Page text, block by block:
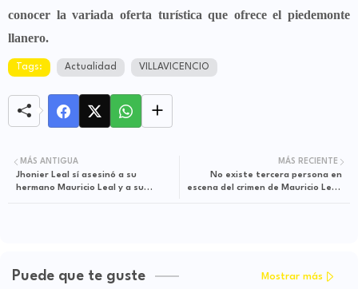
conocer la variada oferta turística que ofrece el piedemonte
llanero.
Tags: Actualidad VILLAVICENCIO
MÁS RECIENTE
No existe tercera persona en
escena del crimen de Mauricio Leal:
MÁS ANTIGUA
Jhonier Leal sí asesinó a su
hermano Mauricio Leal y a su
Puede que te guste Mostrar más